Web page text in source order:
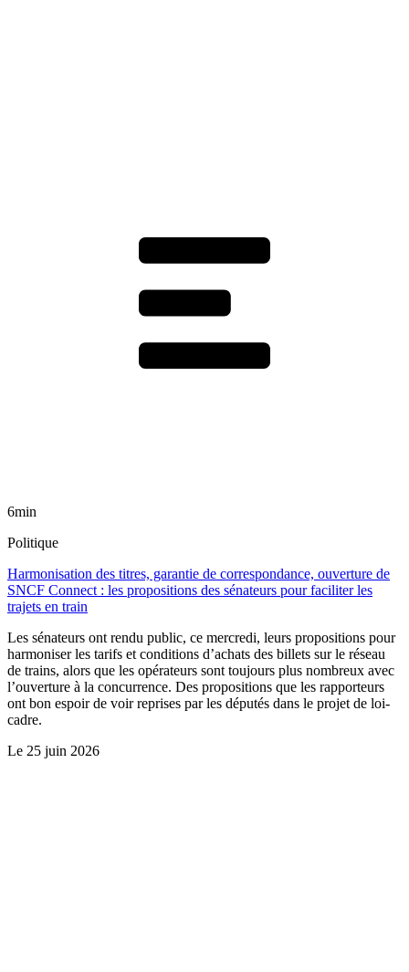
6min
Politique
Harmonisation des titres, garantie de correspondance, ouverture de
SNCF Connect : les propositions des sénateurs pour faciliter les
trajets en train
Les sénateurs ont rendu public, ce mercredi, leurs propositions pour
harmoniser les tarifs et conditions d’achats des billets sur le réseau
de trains, alors que les opérateurs sont toujours plus nombreux avec
l’ouverture à la concurrence. Des propositions que les rapporteurs
ont bon espoir de voir reprises par les députés dans le projet de loi-
cadre.
Le 25 juin 2026